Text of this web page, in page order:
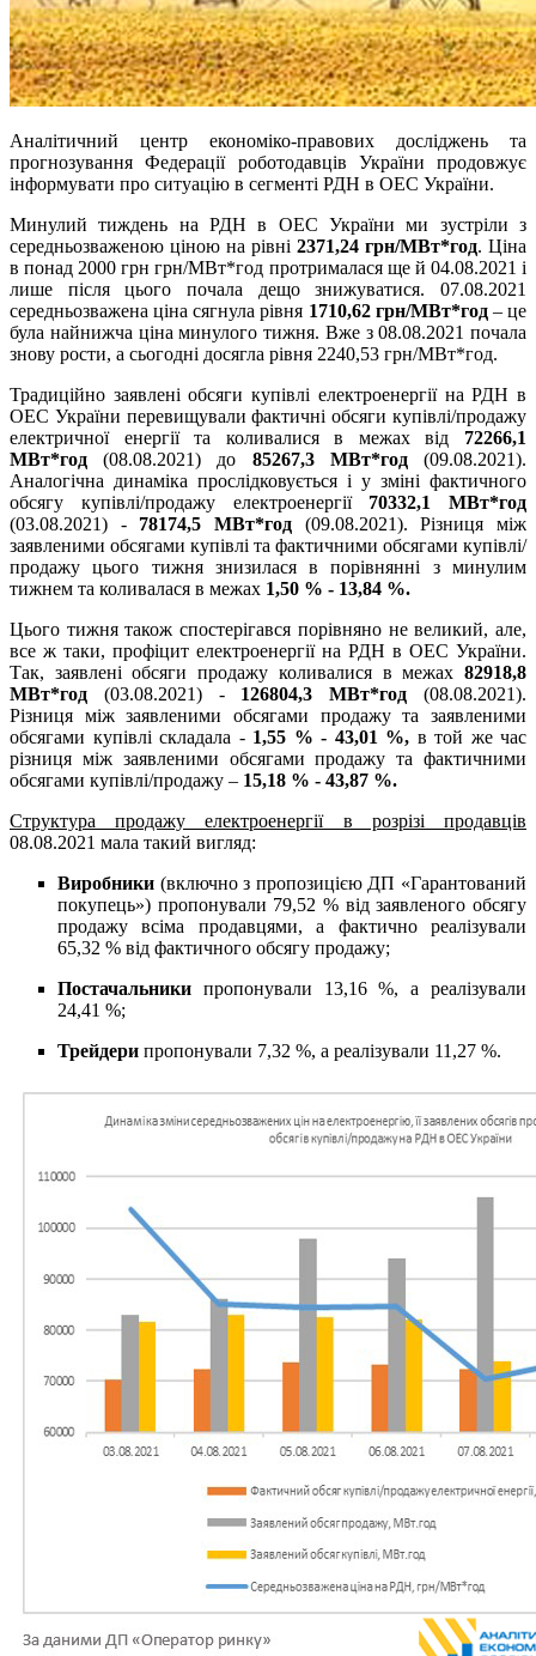
Аналітичний центр економіко-правових досліджень та
прогнозування Федерації роботодавців України продовжує
інформувати про ситуацію в сегменті РДН в ОЕС України.
Минулий тиждень на РДН в ОЕС України ми зустріли з
середньозваженою ціною на рівні 2371,24 грн/МВт*год. Ціна
в понад 2000 грн грн/МВт*год протрималася ще й 04.08.2021 і
лише після цього почала дещо знижуватися. 07.08.2021
середньозважена ціна сягнула рівня 1710,62 грн/МВт*год– це
була найнижча ціна минулого тижня. Вже з 08.08.2021 почала
знову рости, а сьогодні досягла рівня 2240,53 грн/МВт*год.
Традиційно заявлені обсяги купівлі електроенергії на РДН в
ОЕС України перевищували фактичні обсяги купівлі/продажу
електричної енергії та коливалися в межах від 72266,1
МВт*год (08.08.2021) до 85267,3 МВт*год(09.08.2021).
Аналогічна динаміка прослідковується і у зміні фактичного
обсягу купівлі/продажу електроенергії 70332,1 МВт*год
(03.08.2021) -78174,5 МВт*год (09.08.2021). Різниця між
заявленими обсягами купівлі та фактичними обсягами купівлі/
продажу цього тижня знизилася в порівнянні з минулим
тижнем та коливалася в межах 1,50 % - 13,84 %.
Цього тижня також спостерігався порівняно не великий, але,
все ж таки, профіцит електроенергії на РДН в ОЕС України.
Так, заявлені обсяги продажу коливалися в межах 82918,8
МВт*год (03.08.2021) -126804,3 МВт*год (08.08.2021).
Різниця між заявленими обсягами продажу та заявленими
обсягами купівлі складала - 1,55 % - 43,01 %, в той же час
різниця між заявленими обсягами продажу та фактичними
обсягами купівлі/продажу – 15,18 % - 43,87 %.
Структура продажу електроенергії в розрізі продавців
08.08.2021 мала такий вигляд:
Виробники (включно з пропозицією ДП «Гарантований
покупець») пропонували 79,52 % від заявленого обсягу
продажу всіма продавцями, а фактично реалізували
65,32 % від фактичного обсягу продажу;
Постачальники пропонували 13,16 %, а реалізували
24,41 %;
Трейдери пропонували 7,32 %, а реалізували 11,27 %.